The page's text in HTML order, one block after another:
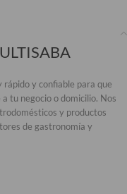
y confiable para que
tu negocio o domicilio. Nos
y productos
de gastronomía y